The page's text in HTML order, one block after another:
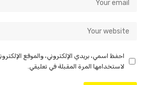
احفظ اسمي، بريدي الإلكتروني، والموقع
لاستخدامها المرة المقبلة في تعليقي.